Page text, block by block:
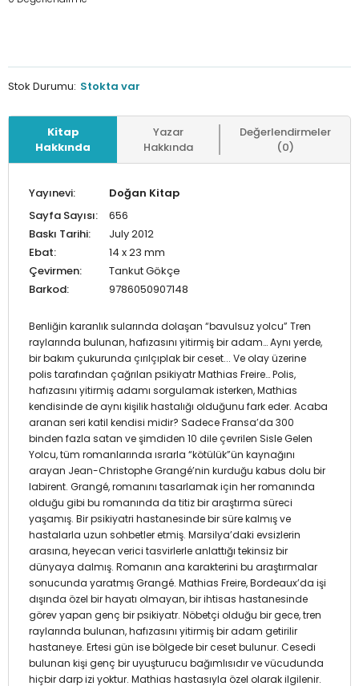
Stok Durumu: Stokta var
Kitap
Hakkında
Yazar
Hakkında
Değerlendirmeler
(0)
Yayınevi:
Doğan Kitap
Sayfa Sayısı:
656
Baskı Tarihi:
July 2012
Ebat:
14 x 23 mm
Çevirmen:
Tankut Gökçe
Barkod:
9786050907148
Benliğin karanlık sularında dolaşan “bavulsuz yolcu” Tren
raylarında bulunan, hafızasını yitirmiş bir adam… Aynı yerde,
bir bakım çukurunda çırılçıplak bir ceset... Ve olay üzerine
polis tarafından çağrılan psikiyatr Mathias Freire… Polis,
hafızasını yitirmiş adamı sorgulamak isterken, Mathias
kendisinde de aynı kişilik hastalığı olduğunu fark eder. Acaba
aranan seri katil kendisi midir? Sadece Fransa’da 300
binden fazla satan ve şimdiden 10 dile çevrilen Sisle Gelen
Yolcu, tüm romanlarında ısrarla “kötülük”ün kaynağını
arayan Jean-Christophe Grangé’nin kurduğu kabus dolu bir
labirent. Grangé, romanını tasarlamak için her romanında
olduğu gibi bu romanında da titiz bir araştırma süreci
yaşamış. Bir psikiyatri hastanesinde bir süre kalmış ve
hastalarla uzun sohbetler etmiş. Marsilya’daki evsizlerin
arasına, heyecan verici tasvirlerle anlattığı tekinsiz bir
dünyaya dalmış. Romanın ana karakterini bu araştırmalar
sonucunda yaratmış Grangé. Mathias Freire, Bordeaux’da işi
dışında özel bir hayatı olmayan, bir ihtisas hastanesinde
görev yapan genç bir psikiyatr. Nöbetçi olduğu bir gece, tren
raylarında bulunan, hafızasını yitirmiş bir adam getirilir
hastaneye. Ertesi gün ise bölgede bir ceset bulunur. Cesedi
bulunan kişi genç bir uyuşturucu bağımlısıdır ve vücudunda
hiçbir darp izi yoktur. Mathias hastasıyla özel olarak ilgilenir.